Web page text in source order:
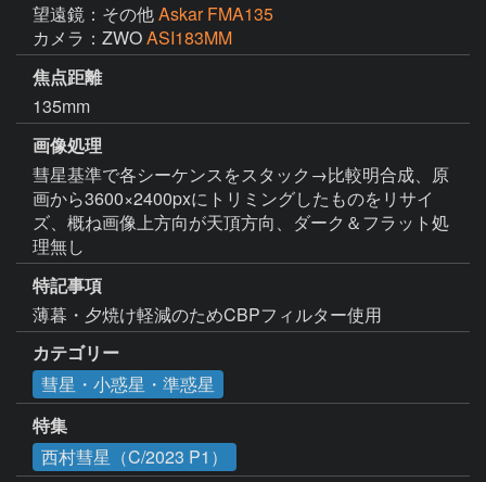
望遠鏡：その他Askar FMA135
カメラ：ZWOASI183MM
焦点距離
135mm
画像処理
彗星基準で各シーケンスをスタック→比較明合成、原
画から3600×2400pxにトリミングしたものをリサイ
ズ、概ね画像上方向が天頂方向、ダーク＆フラット処
理無し
特記事項
薄暮・夕焼け軽減のためCBPフィルター使用
カテゴリー
彗星・小惑星・準惑星
特集
西村彗星（C/2023 P1）